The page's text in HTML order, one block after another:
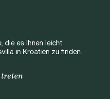
die es Ihnen leicht
in Kroatien zu finden.